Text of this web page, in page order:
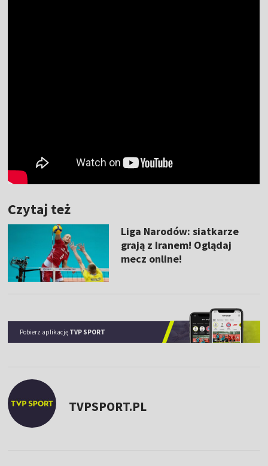
Czytaj też
Liga Narodów: siatkarze
grają z Iranem! Oglądaj
mecz online!
Pobierz aplikację TVP SPORT
TVPSPORT.PL